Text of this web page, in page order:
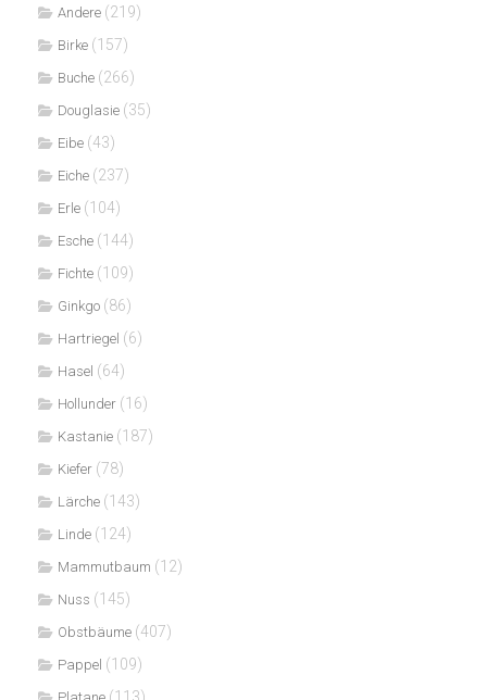
Andere (219)
Birke (157)
Buche (266)
Douglasie (35)
Eibe (43)
Eiche (237)
Erle (104)
Esche (144)
Fichte (109)
Ginkgo (86)
Hartriegel (6)
Hasel (64)
Hollunder (16)
Kastanie (187)
Kiefer (78)
Lärche (143)
Linde (124)
Mammutbaum (12)
Nuss (145)
Obstbäume (407)
Pappel (109)